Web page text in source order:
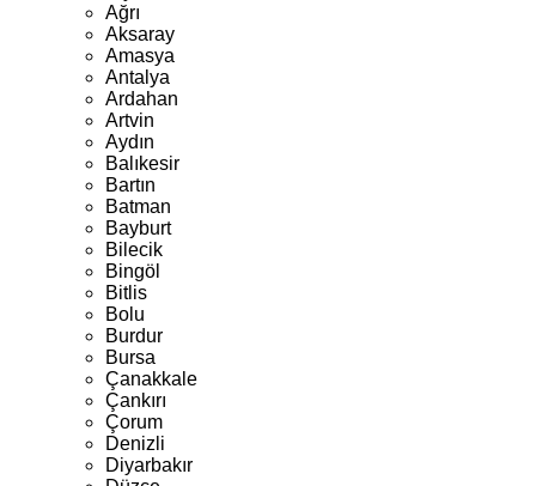
Ağrı
Aksaray
Amasya
Antalya
Ardahan
Artvin
Aydın
Balıkesir
Bartın
Batman
Bayburt
Bilecik
Bingöl
Bitlis
Bolu
Burdur
Bursa
Çanakkale
Çankırı
Çorum
Denizli
Diyarbakır